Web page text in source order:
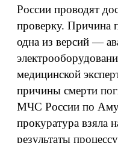
России проводят
проверку. Причина
одна из версий —
медицинской
причины смерти
МЧС России по
прокуратура взяла
результаты